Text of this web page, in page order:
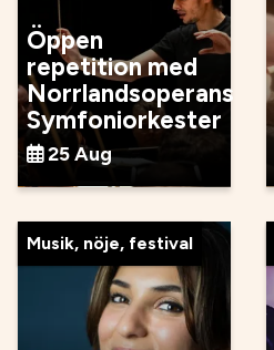
Öppen
repetition med
Norrlandsoperans
Symfoniorkester
25 Aug
Musik, nöje, festival